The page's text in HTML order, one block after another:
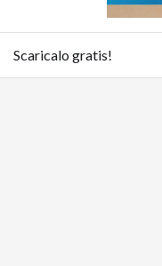
Scaricalo gratis!